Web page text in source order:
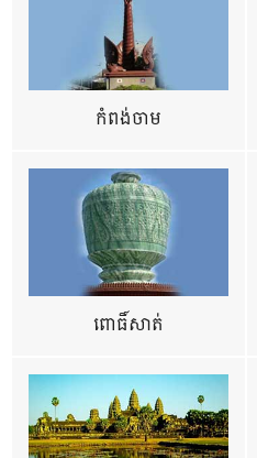
កំពង់ចាម
ពោធិ៍សាត់